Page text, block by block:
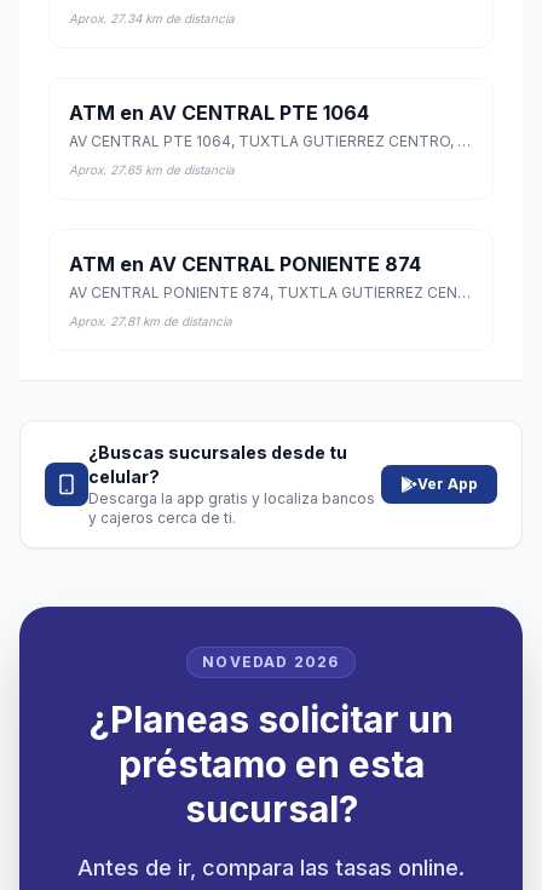
Aprox. 27.34 km de distancia
ATM en AV CENTRAL PTE 1064
AV CENTRAL PTE 1064, TUXTLA GUTIERREZ CENTRO, Tuxtla Gutiérrez, Chiapas
Aprox. 27.65 km de distancia
ATM en AV CENTRAL PONIENTE 874
AV CENTRAL PONIENTE 874, TUXTLA GUTIERREZ CENTRO, Tuxtla Gutiérrez, Chiapas
Aprox. 27.81 km de distancia
¿Buscas sucursales desde tu
celular?
Descarga la app gratis y localiza bancos
y cajeros cerca de ti.
Ver App
NOVEDAD 2026
¿Planeas solicitar un
préstamo en esta
sucursal?
Antes de ir, compara las tasas online.